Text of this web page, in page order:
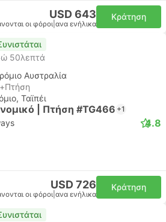
USD 643
οι φόροι ανα ενήλικα
Κράτηση
50λεπτά
Αυστραλία
Ταϊπέι
| Πτήση #TG466 +1
4.8
USD 726
οι φόροι ανα ενήλικα
Κράτηση